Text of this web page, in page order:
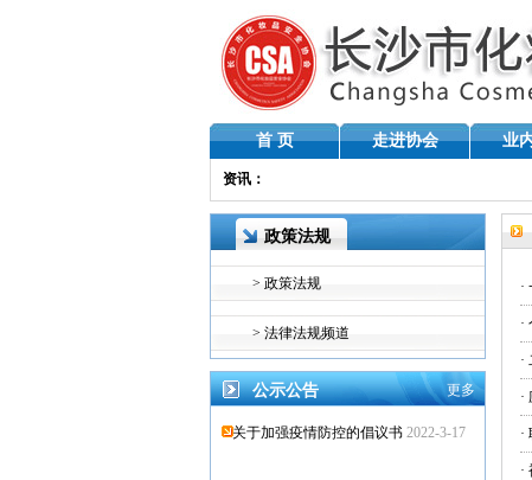
首 页 走进协会 业
资讯：
政策法规
> 政策法规
> 法律法规频道
更多
公示公告
关于加强疫情防控的倡议书 2022-3-17
·
·
·
·
·
·